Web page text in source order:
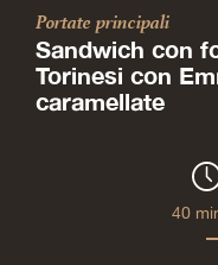
Portate principali
Sandwich con
Torinesi con
caramellate
40